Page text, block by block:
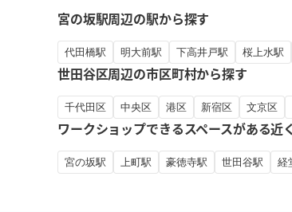
宮の坂駅周辺の駅から探す
代田橋駅 明大前駅 下高井戸駅 桜上水駅
世田谷区周辺の市区町村から探す
千代田区 中央区 港区 新宿区 文京区
ワークショップできるスペースがある近
宮の坂駅 上町駅 豪徳寺駅 世田谷駅 経